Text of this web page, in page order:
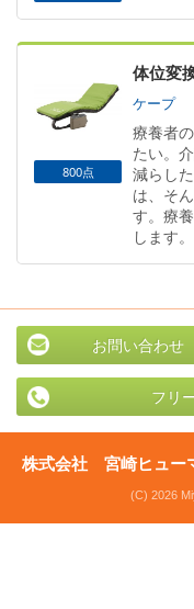
800点
体位変
ケープ
療養者
たい。
減らし
は、そ
す。療
します。
お問い合わせ
フリ
株式会社 宮崎ヒュー
(C) 2026